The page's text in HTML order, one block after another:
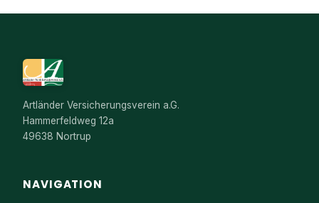
Artländer Versicherungsverein a.G.
Hammerfeldweg 12a
49638 Nortrup
NAVIGATION